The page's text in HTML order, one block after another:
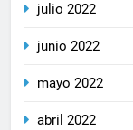
julio 2022
junio 2022
mayo 2022
abril 2022